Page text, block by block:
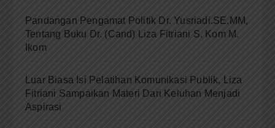
Pandangan Pengamat Politik Dr. Yusriadi.SE.MM,
Tentang Buku Dr. (Cand) Liza Fitriani S. Kom M.
Ikom
Luar Biasa Isi Pelatihan Komunikasi Publik, Liza
Fitriani Sampaikan Materi Dari Keluhan Menjadi
Aspirasi